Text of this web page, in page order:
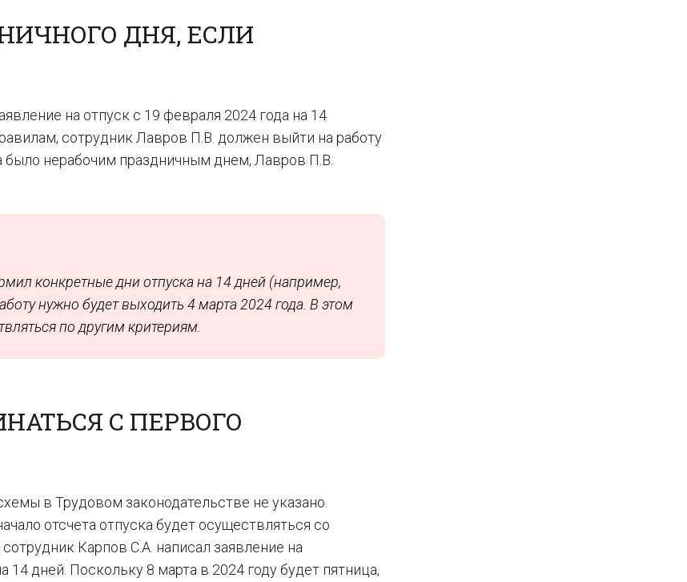
ДНЯ, ЕСЛИ
на отпуск с 19 февраля 2024 года на 14
сотрудник Лавров П.В. должен выйти на работу
было нерабочим праздничным днем, Лавров П.В.
конкретные дни отпуска на 14 дней (например,
нужно будет выходить 4 марта 2024 года. В этом
по другим критериям.
С ПЕРВОГО
в Трудовом законодательстве не указано.
отсчета отпуска будет осуществляться со
Карпов С.А. написал заявление на
14 дней. Поскольку 8 марта в 2024 году будет пятница,